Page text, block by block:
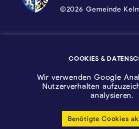
©2026 Gemeinde
Cookie-Einstellungen anpassen
COOKIES &
Wir verwenden Google
Nutzerverhalten
analysieren.
Benötigte Cookies